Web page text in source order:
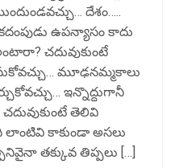
దేశం…..
ఉపన్యాసం కాదు
చదువుకుంటే
మూఢనమ్మకాలు
ఇన్నొద్దుగానీ
తెలివి
లాంటివి కాకుండా అసలు
తక్కువ తిప్పలు […]